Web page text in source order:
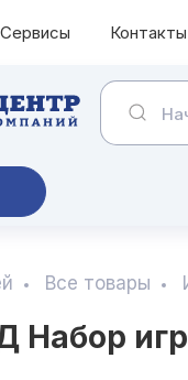
Сервисы Контакты
Все товары